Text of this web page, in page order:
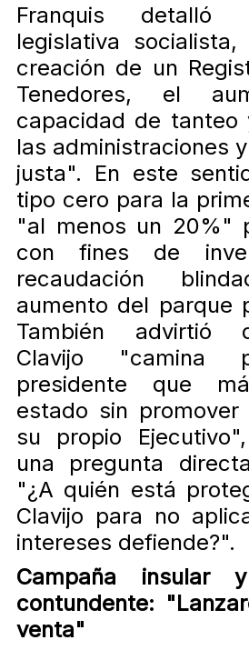
Franquis detalló
legislativa
creación de un
Tenedores, el
capacidad de
las administraciones
justa". En este
tipo cero para la
"al menos un 20%"
con fines de
recaudación
aumento del parque
También advirtió
Clavijo
presidente que
estado sin promover
su propio
una pregunta
"¿A quién está
Clavijo para no
intereses defiende?".
Campaña insular
contundente:
venta"